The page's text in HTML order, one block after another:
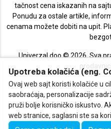
tačnost cena iskazanih na
Ponudu za ostale artikle,
cenama možete dobiti na upit.
Univerzal doo © 2026. Sva
Upotreba kolačića (eng.
Ovaj web sajt koristi kolačiće u
saobraćaja, personalizacije
pruži bolje korisničko iskustvo.
web stranice, saglasni ste sa